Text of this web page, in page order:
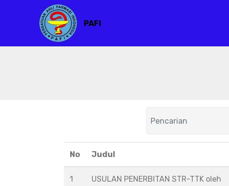
PAFI
No Judul
1
USULAN PENERBITAN STR-TTK oleh